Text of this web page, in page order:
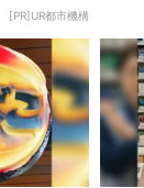
[PR]UR都市機構